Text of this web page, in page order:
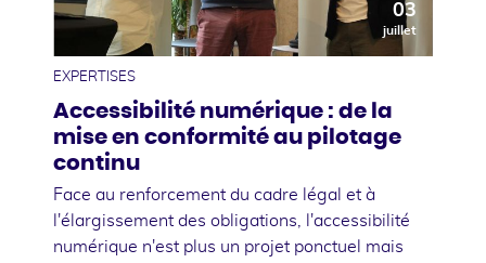
03
juillet
EXPERTISES
Accessibilité numérique : de la
mise en conformité au pilotage
continu
Face au renforcement du cadre légal et à
l'élargissement des obligations, l'accessibilité
numérique n'est plus un projet ponctuel mais